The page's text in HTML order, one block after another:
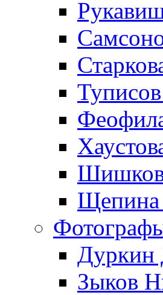
Щепина
Дуркин
Зыков